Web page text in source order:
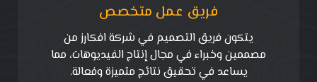
فريق عمل متخصص
يتكون فريق التصميم في شركة افكارز من
مصممين وخبراء في مجال إنتاج الفيديوهات، مما
يساعد في تحقيق نتائج متميزة وفعالة.